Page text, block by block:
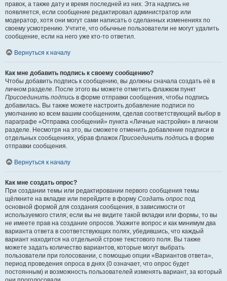
правок, а также дату и время последней из них. Эта надпись не
появляется, если сообщение редактировал администратор или
модератор, хотя они могут сами написать о сделанных изменениях по
своему усмотрению. Учтите, что обычные пользователи не могут удалить
сообщение, если на него уже кто-то ответил.
Вернуться к началу
Как мне добавить подпись к своему сообщению?
Чтобы добавить подпись к сообщению, вы должны сначала создать её в
личном разделе. После этого вы можете отметить флажком пункт
Присоединить подпись в форме отправки сообщения, чтобы подпись
добавилась. Вы также можете настроить добавление подписи по
умолчанию ко всем вашим сообщениям, сделав соответствующий выбор в
параграфе «Отправка сообщений» пункта «Личные настройки» в личном
разделе. Несмотря на это, вы сможете отменить добавление подписи в
отдельных сообщениях, убрав флажок Присоединить подпись в форме
отправки сообщения.
Вернуться к началу
Как мне создать опрос?
При создании темы или редактировании первого сообщения темы
щёлкните на вкладке или перейдите в форму Создать опрос под
основной формой для создания сообщения, в зависимости от
используемого стиля; если вы не видите такой вкладки или формы, то вы
не имеете прав на создание опросов. Укажите вопрос и как минимум два
варианта ответа в соответствующих полях, убедившись, что каждый
вариант находится на отдельной строке текстового поля. Вы также
можете задать количество вариантов, которые могут выбрать
пользователи при голосовании, с помощью опции «Вариантов ответа»,
период проведения опроса в днях (0 означает, что опрос будет
постоянным) и возможность пользователей изменять вариант, за который